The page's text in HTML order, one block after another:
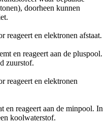
doorheen kunnen
reageert en elektronen afstaat.
en reageert aan de pluspool.
zuurstof.
reageert en elektronen
en reageert aan de minpool. In
koolwaterstof.